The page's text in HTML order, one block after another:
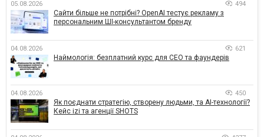
05.08.2026 494
Сайти більше не потрібні? OpenAI тестує рекламу з
персональним ШІ-консультантом бренду
04.08.2026 621
Наймологія: безплатний курс для CEO та фаундерів
04.08.2026 450
Як поєднати стратегію, створену людьми, та AI-технології?
Кейс izi та агенції SHOTS